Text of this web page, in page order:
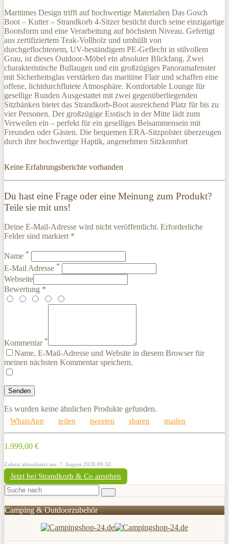
Maritimes Design trifft auf hochwertige Materialien Das Gosch
Boot – Kutter – Strandkorb 4-Sitzer besticht durch seine einzigartige
Bootsform und eine Verarbeitung auf höchstem Niveau. Gefertigt
aus zertifiziertem Teak-Vollholz und umhüllt von
durchgeflochtenem, UV-beständigem PE-Geflecht in stilvollem
Grau, ist dieses Outdoor-Möbel ein absoluter Blickfang. Zwei
charakteristische Bullaugen und ein großzügiges Panoramafenster
mit Sicherheitsglas verstärken das maritime Flair und schaffen eine
offene, lichtdurchflutete Atmosphäre. Komfortable Lounge für
gesellige Runden Ausgestattet mit zwei gegenüberliegenden
Sitzbänken bietet das Strandkorb-Boot ausreichend Platz für bis zu
vier Personen. Der großzügige Esstisch in der Mitte lädt zum
Verweilen ein – perfekt für ein geselliges Beisammensein mit
Freunden oder Gästen. Die bequemen ERA-Sitzpolster überzeugen
durch ihre hochwertige Haptik, angenehmen Sitzkomfort
Keine Erfahrungsberichte vorhanden
Du hast eine Frage oder eine Meinung zum Produkt?
Teile sie mit uns!
Deine E-Mail-Adresse wird nicht veröffentlicht. Erforderliche
Felder sind markiert *
Name *
E-Mail Adresse *
Webseite
Bewertung *
Kommentar *
Name, E-Mail-Adresse und Website in diesem Browser für
meinen nächsten Kommentar speichern.
Es wurden keine ähnlichen Produkte gefunden.
WhatsApp teilen tweeten sharen mailen
1.999,00 €
Zuletzt aktualisiert am: 7. August 2026 09:50
Jetzt bei Strandkorb & Co ansehen
Camping & Outdoorzubehör